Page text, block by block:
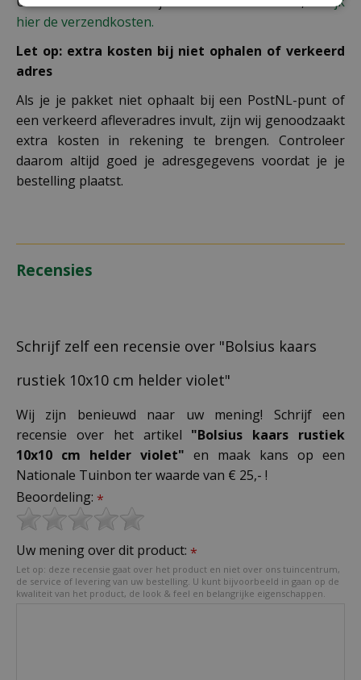
hier de verzendkosten.
Let op: extra kosten bij niet ophalen of verkeerd
adres
Als je je pakket niet ophaalt bij een PostNL-punt of
een verkeerd afleveradres invult, zijn wij genoodzaakt
extra kosten in rekening te brengen. Controleer
daarom altijd goed je adresgegevens voordat je je
bestelling plaatst.
Recensies
Schrijf zelf een recensie over "Bolsius kaars
rustiek 10x10 cm helder violet"
Wij zijn benieuwd naar uw mening! Schrijf een
recensie over het artikel "Bolsius kaars rustiek
10x10 cm helder violet" en maak kans op een
Nationale Tuinbon ter waarde van € 25,- !
Beoordeling: *
Uw mening over dit product: *
Let op: deze recensie gaat over het product en niet over ons tuincentrum,
de service of levering van uw bestelling. U kunt bijvoorbeeld in gaan op de
kwaliteit van het product, de look & feel en belangrijke eigenschappen.